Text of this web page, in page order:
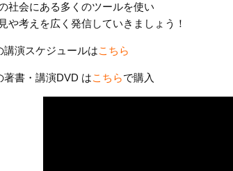
社会にある多くのツールを使い
や考えを広く発信していきましょう！
講演スケジュールはこちら
著書・講演DVD はこちらで購入